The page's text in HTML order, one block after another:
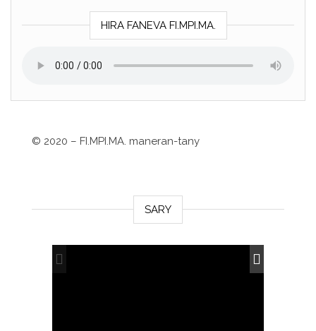
HIRA FANEVA FI.MPI.MA.
© 2020 – FI.MPI.MA. maneran-tany
SARY